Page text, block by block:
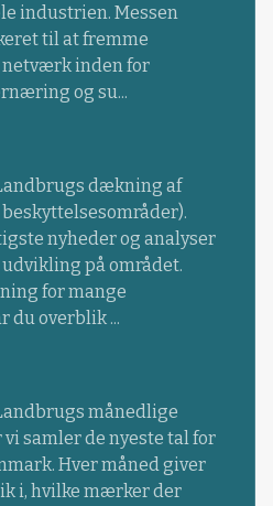
industrien. Messen
til at fremme
netværk inden for
og su...
dækning af
nyheder og analyser
på området.
for mange
du overblik ...
månedlige
samler de nyeste tal for
Hver måned giver
i, hvilke mærker der